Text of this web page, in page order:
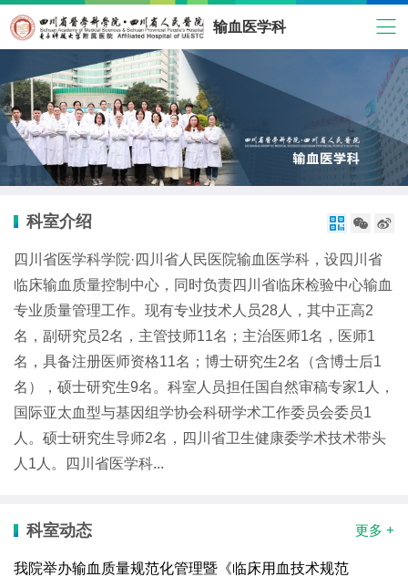
输血医学科
科室介绍   
四川省医学科学院·四川省人民医院输血医学科，设四川省
临床输血质量控制中心，同时负责四川省临床检验中心输血
专业质量管理工作。现有专业技术人员28人，其中正高2
名，副研究员2名，主管技师11名；主治医师1名，医师1
名，具备注册医师资格11名；博士研究生2名（含博士后1
名），硕士研究生9名。科室人员担任国自然审稿专家1人，
国际亚太血型与基因组学协会科研学术工作委员会委员1
人。硕士研究生导师2名，四川省卫生健康委学术技术带头
人1人。四川省医学科...
科室动态 更多 +
我院举办输血质量规范化管理暨《临床用血技术规范